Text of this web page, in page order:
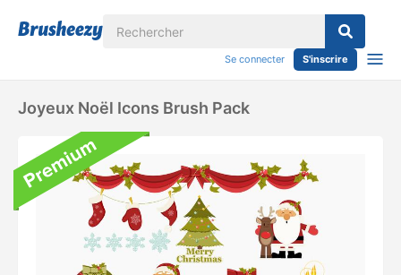
Se connecter S'inscrire
Joyeux Noël Icons Brush Pack